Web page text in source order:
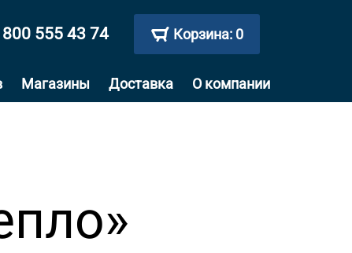
800 555 43 74 Корзина: 0
Магазины Доставка О компании